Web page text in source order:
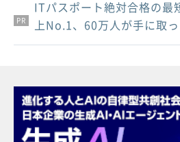
PR
PR
PR
ITパスポート絶対合格の最
上No.1、60万人が手に取